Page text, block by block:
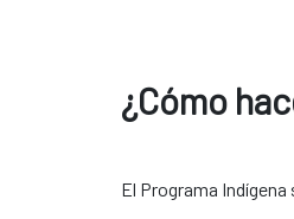
¿Cómo
El Programa